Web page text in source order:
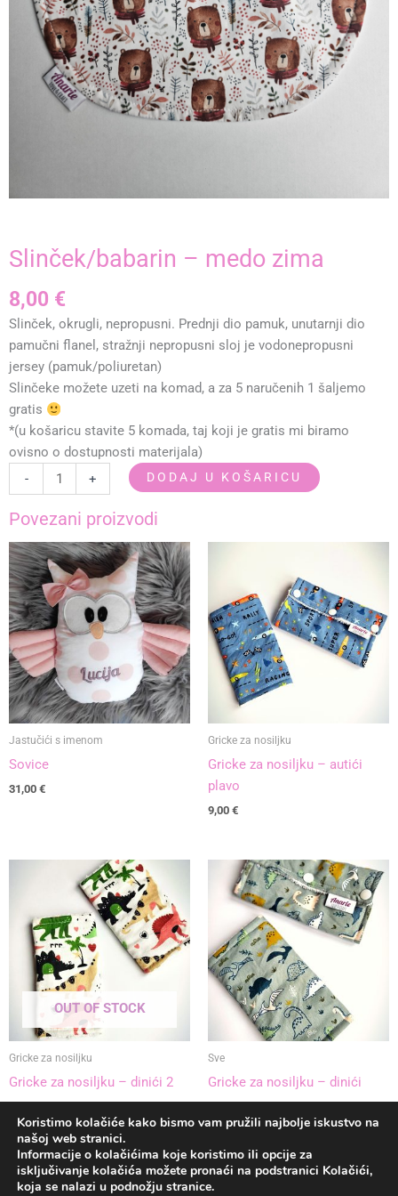
Slinček/babarin – medo zima
8,00 €
Slinček, okrugli, nepropusni. Prednji dio pamuk, unutarnji dio
pamučni flanel, stražnji nepropusni sloj je vodonepropusni
jersey (pamuk/poliuretan)
Slinčeke možete uzeti na komad, a za 5 naručenih 1 šaljemo
gratis
*(u košaricu stavite 5 komada, taj koji je gratis mi biramo
ovisno o dostupnosti materijala)
-
Slinček/babarin
-
medo
količina
+ DODAJ U KOŠARICU
Povezani proizvodi
Jastučići s imenom
Sovice
31,00 €
Gricke za nosiljku
Gricke za nosiljku – autići
plavo
9,00 €
OUT OF STOCK
Gricke za nosiljku
Gricke za nosiljku – dinići 2
Sve
Gricke za nosiljku – dinići
|Recenzije|Uvjeti poslovanja |Kolačići|
Koristimo kolačiće kako bismo vam pružili najbolje iskustvo na
našoj web stranici.
Informacije o kolačićima koje koristimo ili opcije za
isključivanje kolačića možete pronaći na podstranici Kolačići,
koja se nalazi u podnožju stranice.